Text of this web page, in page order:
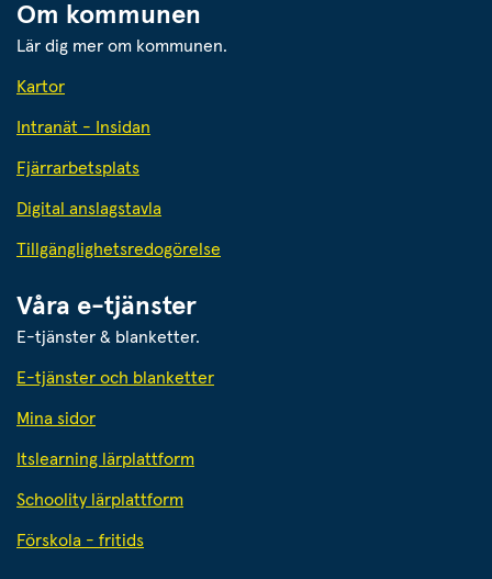
Om kommunen
Lär dig mer om kommunen.
Kartor
Intranät - Insidan
Fjärrarbetsplats
Digital anslagstavla
Tillgänglighetsredogörelse
Våra e-tjänster
E-tjänster & blanketter.
E-tjänster och blanketter
Mina sidor
Itslearning lärplattform
Schoolity lärplattform
Förskola - fritids